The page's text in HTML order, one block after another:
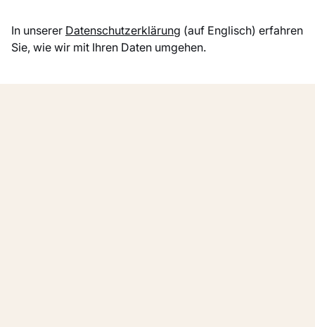
In unserer Datenschutzerklärung (auf Englisch) erfahren
Sie, wie wir mit Ihren Daten umgehen.